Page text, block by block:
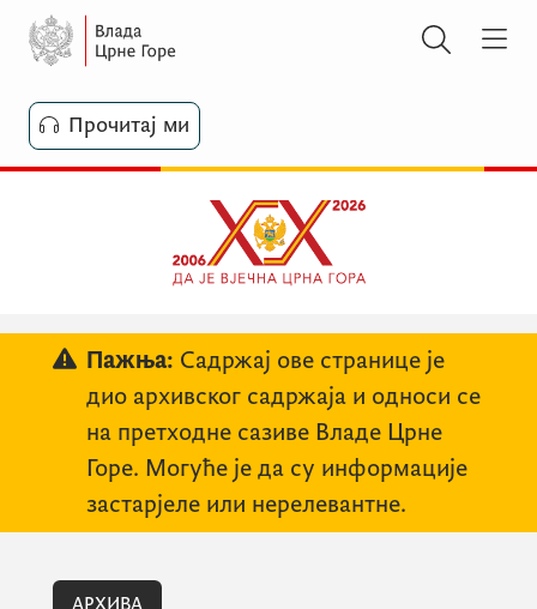
Прочитај ми
Пажња: Садржај ове странице је
дио архивског садржаја и односи се
на претходне сазиве Владе Црне
Горе. Могуће је да су информације
застарјеле или нерелевантне.
АРХИВА